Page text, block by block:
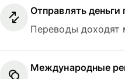
Отправлять
Переводы доходят
Международные